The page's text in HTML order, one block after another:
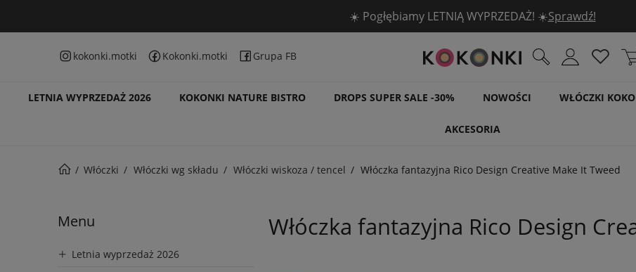
🧶 5 włóczek DROPS -30% 🧶Sprawdź!
kokonki.motki Kokonki.motki Grupa FB
LETNIA WYPRZEDAŻ 2026 KOKONKI NATURE BISTRO DROPS SUPER SALE -30% NOWOŚCI WŁÓCZKI
AKCESORIA
Włóczki Włóczki wg składu Włóczki wiskoza / tencel Włóczka fantazyjna Rico Design Creative Make It Tweed
Menu
Letnia wyprzedaż 2026
Włóczka fantazyjna Rico Design